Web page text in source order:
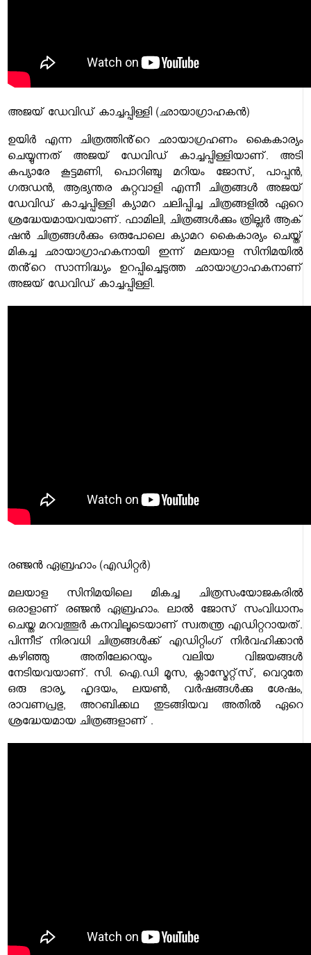
അജയ് ഡേവിഡ് കാച്ചപ്പിള്ളി (ഛായാഗ്രാഹകൻ)
ഉയിർ എന്ന ചിത്രത്തിൻ്റെ ഛായാഗ്രഹണം കൈകാര്യം
ചെയ്യുന്നത് അജയ് ഡേവിഡ് കാച്ചപ്പിള്ളിയാണ്. അടി
കപ്യാരേ കൂട്ടമണി, പൊറിഞ്ചു മറിയം ജോസ്, പാപ്പൻ,
ഗരുഡൻ, ആഭ്യന്തര കുറ്റവാളി എന്നീ ചിത്രങ്ങൾ അജയ്
ഡേവിഡ് കാച്ചപ്പിള്ളി ക്യാമറ ചലിപ്പിച്ച ചിത്രങ്ങളിൽ ഏറെ
ശ്രദ്ധേയമായവയാണ്. ഫാമിലി, ചിത്രങ്ങൾക്കും ത്രില്ലർ ആക്
ഷൻ ചിത്രങ്ങൾക്കും ഒരുപോലെ ക്യാമറ കൈകാര്യം ചെയ്ത്
മികച്ച ഛായാഗ്രാഹകനായി ഇന്ന് മലയാള സിനിമയിൽ
തൻ്റെ സാന്നിദ്ധ്യം ഉറപ്പിച്ചെടുത്ത ഛായാഗ്രാഹകനാണ്
അജയ് ഡേവിഡ് കാച്ചപ്പിള്ളി.
രഞ്ജൻ ഏബ്രഹാം (എഡിറ്റർ)
മലയാള സിനിമയിലെ മികച്ച ചിത്രസംയോജകരിൽ
ഒരാളാണ് രഞ്ജൻ ഏബ്രഹാം. ലാൽ ജോസ് സംവിധാനം
ചെയ്ത മറവത്തൂർ കനവിലൂടെയാണ് സ്വതന്ത്ര എഡിറ്ററായത്.
പിന്നീട് നിരവധി ചിത്രങ്ങൾക്ക് എഡിറ്റിംഗ് നിർവഹിക്കാൻ
കഴിഞ്ഞു അതിലേറെയും വലിയ വിജയങ്ങൾ
നേടിയവയാണ്. സി. ഐ.ഡി മൂസ, ക്ലാസ്മേറ്റ്സ്, വെറുതേ
ഒരു ഭാര്യ, ഹൃദയം, ലയൺ, വർഷങ്ങൾക്കു ശേഷം,
രാവണപ്രഭു, അറബിക്കഥ തുടങ്ങിയവ അതിൽ ഏറെ
ശ്രദ്ധേയമായ ചിത്രങ്ങളാണ് .